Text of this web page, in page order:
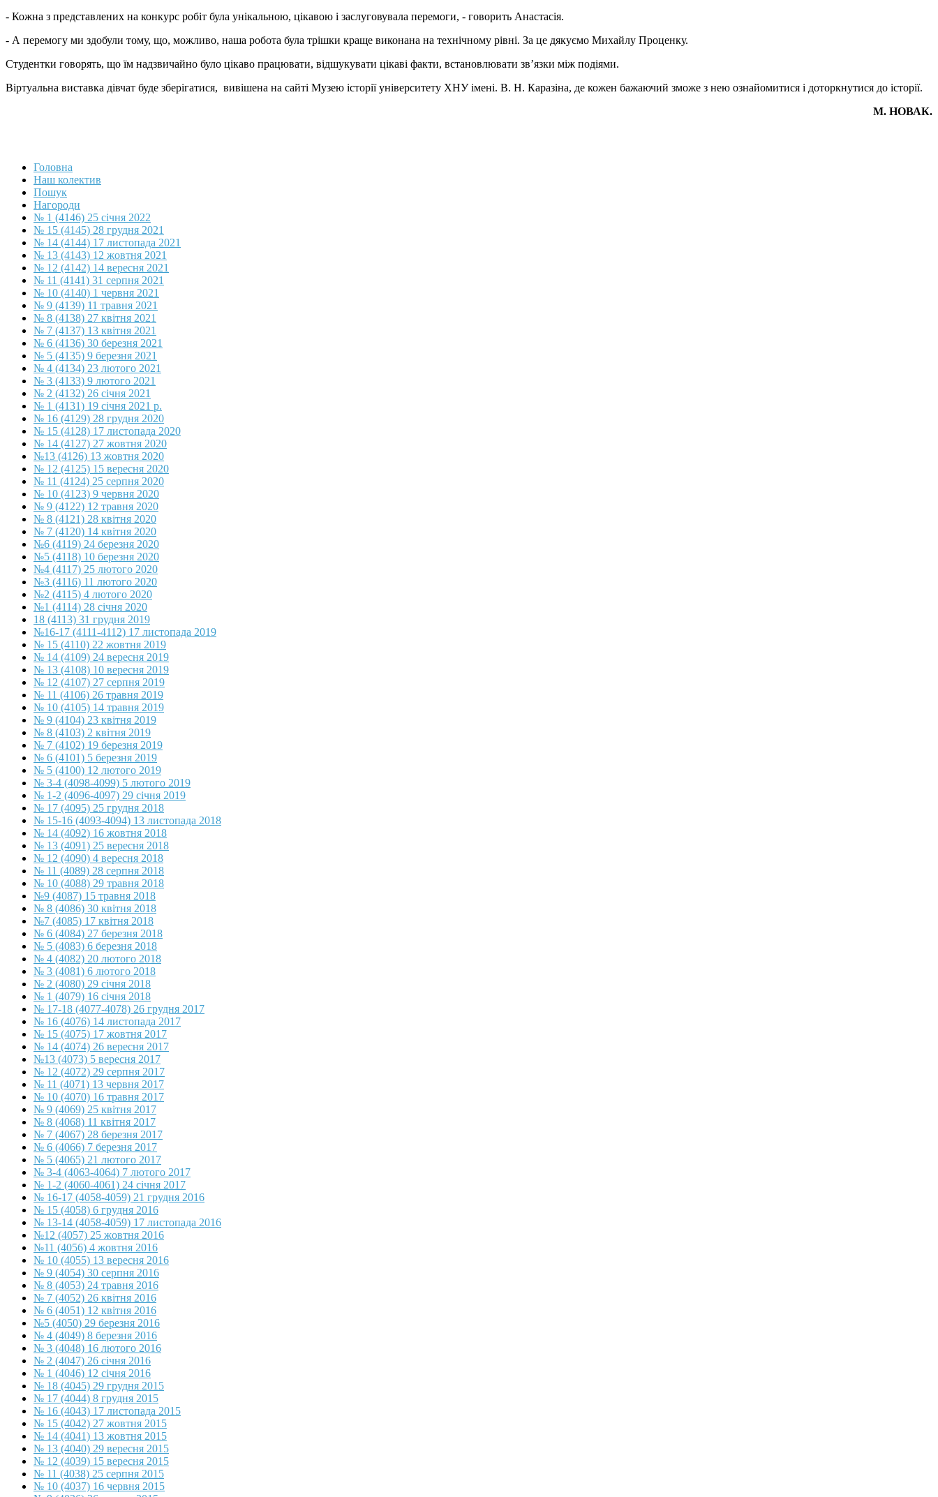
- Кожна з представлених на конкурс робіт була унікальною, цікавою і заслуговувала перемоги, - говорить Анастасія.
- А перемогу ми здобули тому, що, можливо, наша робота була трішки краще виконана на технічному рівні. За це дякуємо Михайлу Проценку.
Студентки говорять, що їм надзвичайно було цікаво працювати, відшукувати цікаві факти, встановлювати зв’язки між подіями.
Віртуальна виставка дівчат буде зберігатися, вивішена на сайті Музею історії університету ХНУ імені. В. Н. Каразіна, де кожен бажаючий зможе з нею ознайомитися і доторкнутися до історії.
М. НОВАК.
Головна
Наш колектив
Пошук
Нагороди
№ 1 (4146) 25 січня 2022
№ 15 (4145) 28 грудня 2021
№ 14 (4144) 17 листопада 2021
№ 13 (4143) 12 жовтня 2021
№ 12 (4142) 14 вересня 2021
№ 11 (4141) 31 серпня 2021
№ 10 (4140) 1 червня 2021
№ 9 (4139) 11 травня 2021
№ 8 (4138) 27 квітня 2021
№ 7 (4137) 13 квітня 2021
№ 6 (4136) 30 березня 2021
№ 5 (4135) 9 березня 2021
№ 4 (4134) 23 лютого 2021
№ 3 (4133) 9 лютого 2021
№ 2 (4132) 26 січня 2021
№ 1 (4131) 19 січня 2021 р.
№ 16 (4129) 28 грудня 2020
№ 15 (4128) 17 листопада 2020
№ 14 (4127) 27 жовтня 2020
№13 (4126) 13 жовтня 2020
№ 12 (4125) 15 вересня 2020
№ 11 (4124) 25 серпня 2020
№ 10 (4123) 9 червня 2020
№ 9 (4122) 12 травня 2020
№ 8 (4121) 28 квітня 2020
№ 7 (4120) 14 квітня 2020
№6 (4119) 24 березня 2020
№5 (4118) 10 березня 2020
№4 (4117) 25 лютого 2020
№3 (4116) 11 лютого 2020
№2 (4115) 4 лютого 2020
№1 (4114) 28 січня 2020
18 (4113) 31 грудня 2019
№16-17 (4111-4112) 17 листопада 2019
№ 15 (4110) 22 жовтня 2019
№ 14 (4109) 24 вересня 2019
№ 13 (4108) 10 вересня 2019
№ 12 (4107) 27 серпня 2019
№ 11 (4106) 26 травня 2019
№ 10 (4105) 14 травня 2019
№ 9 (4104) 23 квітня 2019
№ 8 (4103) 2 квітня 2019
№ 7 (4102) 19 березня 2019
№ 6 (4101) 5 березня 2019
№ 5 (4100) 12 лютого 2019
№ 3-4 (4098-4099) 5 лютого 2019
№ 1-2 (4096-4097) 29 січня 2019
№ 17 (4095) 25 грудня 2018
№ 15-16 (4093-4094) 13 листопада 2018
№ 14 (4092) 16 жовтня 2018
№ 13 (4091) 25 вересня 2018
№ 12 (4090) 4 вересня 2018
№ 11 (4089) 28 серпня 2018
№ 10 (4088) 29 травня 2018
№9 (4087) 15 травня 2018
№ 8 (4086) 30 квітня 2018
№7 (4085) 17 квітня 2018
№ 6 (4084) 27 березня 2018
№ 5 (4083) 6 березня 2018
№ 4 (4082) 20 лютого 2018
№ 3 (4081) 6 лютого 2018
№ 2 (4080) 29 січня 2018
№ 1 (4079) 16 січня 2018
№ 17-18 (4077-4078) 26 грудня 2017
№ 16 (4076) 14 листопада 2017
№ 15 (4075) 17 жовтня 2017
№ 14 (4074) 26 вересня 2017
№13 (4073) 5 вересня 2017
№ 12 (4072) 29 серпня 2017
№ 11 (4071) 13 червня 2017
№ 10 (4070) 16 травня 2017
№ 9 (4069) 25 квітня 2017
№ 8 (4068) 11 квітня 2017
№ 7 (4067) 28 березня 2017
№ 6 (4066) 7 березня 2017
№ 5 (4065) 21 лютого 2017
№ 3-4 (4063-4064) 7 лютого 2017
№ 1-2 (4060-4061) 24 січня 2017
№ 16-17 (4058-4059) 21 грудня 2016
№ 15 (4058) 6 грудня 2016
№ 13-14 (4058-4059) 17 листопада 2016
№12 (4057) 25 жовтня 2016
№11 (4056) 4 жовтня 2016
№ 10 (4055) 13 вересня 2016
№ 9 (4054) 30 серпня 2016
№ 8 (4053) 24 травня 2016
№ 7 (4052) 26 квітня 2016
№ 6 (4051) 12 квітня 2016
№5 (4050) 29 березня 2016
№ 4 (4049) 8 березня 2016
№ 3 (4048) 16 лютого 2016
№ 2 (4047) 26 січня 2016
№ 1 (4046) 12 січня 2016
№ 18 (4045) 29 грудня 2015
№ 17 (4044) 8 грудня 2015
№ 16 (4043) 17 листопада 2015
№ 15 (4042) 27 жовтня 2015
№ 14 (4041) 13 жовтня 2015
№ 13 (4040) 29 вересня 2015
№ 12 (4039) 15 вересня 2015
№ 11 (4038) 25 серпня 2015
№ 10 (4037) 16 червня 2015